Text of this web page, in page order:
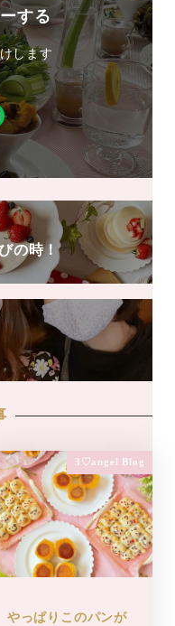
する
します
の時！
3♡angel Blog
やっぱりこのパンが